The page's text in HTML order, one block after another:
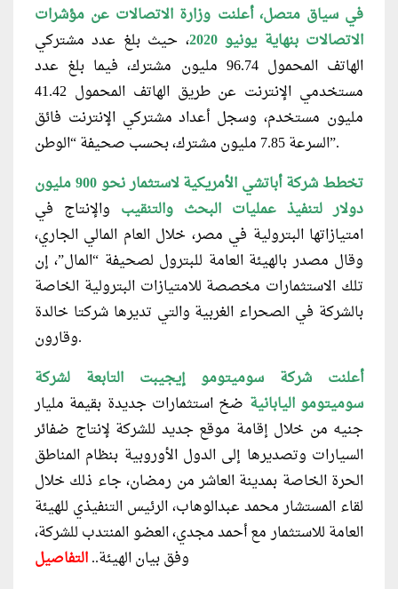
في سياق متصل، أعلنت وزارة الاتصالات عن مؤشرات
الاتصالات بنهاية يونيو 2020
، حيث بلغ عدد مشتركي
الهاتف المحمول 96.74 مليون مشترك، فيما بلغ عدد
مستخدمي الإنترنت عن طريق الهاتف المحمول 41.42
مليون مستخدم، وسجل أعداد مشتركي الإنترنت فائق
السرعة 7.85 مليون مشترك، بحسب صحيفة “الوطن”.
تخطط شركة أباتشي الأمريكية لاستثمار نحو 900 مليون
دولار لتنفيذ عمليات البحث والتنقيب والإنتاج في
امتيازاتها البترولية في مصر، خلال العام المالي الجاري،
وقال مصدر بالهيئة العامة للبترول لصحيفة “المال”، إن
تلك الاستثمارات مخصصة للامتيازات البترولية الخاصة
بالشركة في الصحراء الغربية والتي تديرها شركتا خالدة
وقارون.
أعلنت شركة سوميتومو إيجيبت التابعة لشركة
سوميتومو اليابانية ضخ استثمارات جديدة بقيمة مليار
جنيه من خلال إقامة موقع جديد للشركة لإنتاج ضفائر
السيارات وتصديرها إلى الدول الأوروبية بنظام المناطق
الحرة الخاصة بمدينة العاشر من رمضان، جاء ذلك خلال
لقاء المستشار محمد عبدالوهاب، الرئيس التنفيذي للهيئة
العامة للاستثمار مع أحمد مجدي، العضو المنتدب للشركة،
وفق بيان الهيئة..التفاصيل